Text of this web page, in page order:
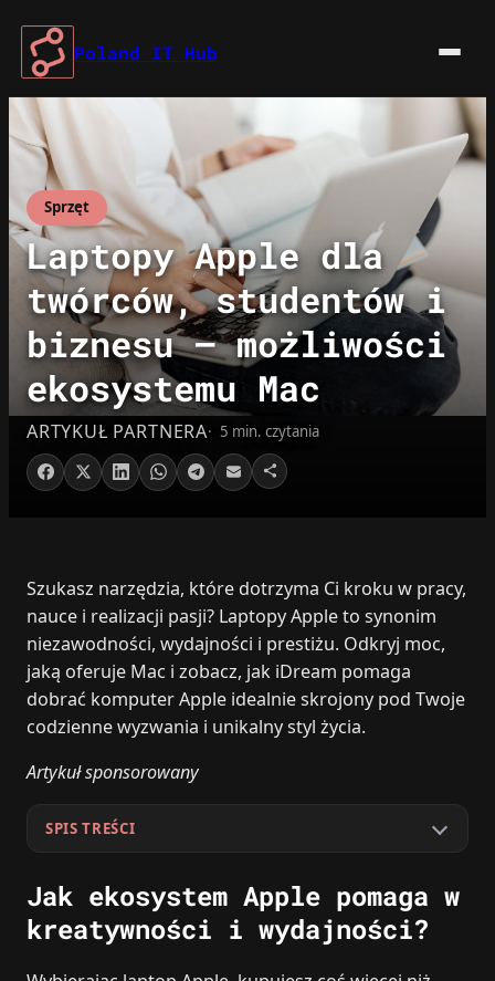
Przejdź
treści
Poland IT Hub
Sprzęt
Laptopy Apple dla
twórców, studentów i
biznesu – możliwości
ekosystemu Mac
ARTYKUŁ PARTNERA 5 min. czytania
Szukasz narzędzia, które dotrzyma Ci kroku w pracy,
nauce i realizacji pasji? Laptopy Apple to synonim
niezawodności, wydajności i prestiżu. Odkryj moc,
jaką oferuje Mac i zobacz, jak iDream pomaga
dobrać komputer Apple idealnie skrojony pod Twoje
codzienne wyzwania i unikalny styl życia.
Artykuł sponsorowany
SPIS TREŚCI
Jak ekosystem Apple pomaga w
kreatywności i wydajności?